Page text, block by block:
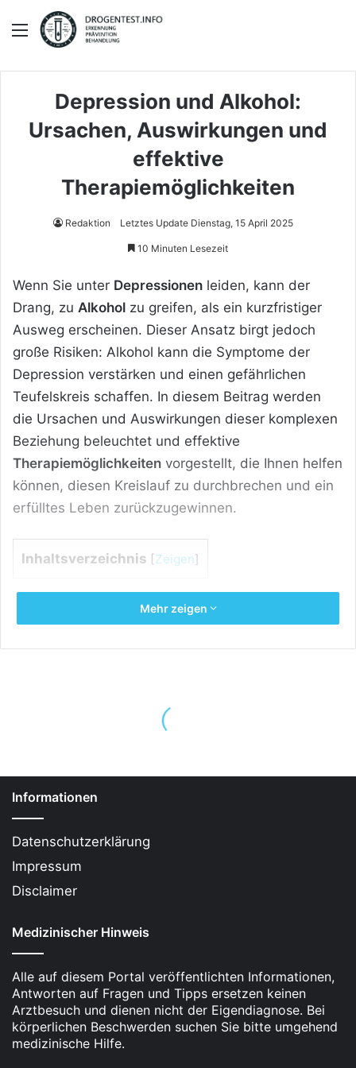
Menü
Depression und Alkohol:
Ursachen, Auswirkungen und
effektive
Therapiemöglichkeiten
Redaktion Letztes Update Dienstag, 15 April 2025
10 Minuten Lesezeit
Wenn Sie unter Depressionen leiden, kann der
Drang, zu Alkohol zu greifen, als ein kurzfristiger
Ausweg erscheinen. Dieser Ansatz birgt jedoch
große Risiken: Alkohol kann die Symptome der
Depression verstärken und einen gefährlichen
Teufelskreis schaffen. In diesem Beitrag werden
die Ursachen und Auswirkungen dieser komplexen
Beziehung beleuchtet und effektive
Therapiemöglichkeiten vorgestellt, die Ihnen helfen
können, diesen Kreislauf zu durchbrechen und ein
erfülltes Leben zurückzugewinnen.
Inhaltsverzeichnis [Zeigen]
Alles Wichtige über Depression und
Alkohol in Kürze:
Wechselwirkung; depressive Störungen können
führen und umgekehrt.
depressive Symptome verstärken und zu
einem Teufelskreis führen, in dem sich der
Zustand der Betroffenen kontinuierlich
verschlechtert.
Behandlungsbedarf:
auchAlkoholsucht
Behandlung, um erfolgreich überwunden zu
werden.
Kombinierte Therapie:Eine gleichzeitige
Behandlung von Depression und
Alkoholabhängigkeitin einer spezialisierten
Klinik ist wichtig, um das Zusammenspiel
Mehr zeigen
Informationen
Datenschutzerklärung
Impressum
Disclaimer
Medizinischer Hinweis
Alle auf diesem Portal veröffentlichten Informationen,
Antworten auf Fragen und Tipps ersetzen keinen
Arztbesuch und dienen nicht der Eigendiagnose. Bei
körperlichen Beschwerden suchen Sie bitte umgehend
medizinische Hilfe.